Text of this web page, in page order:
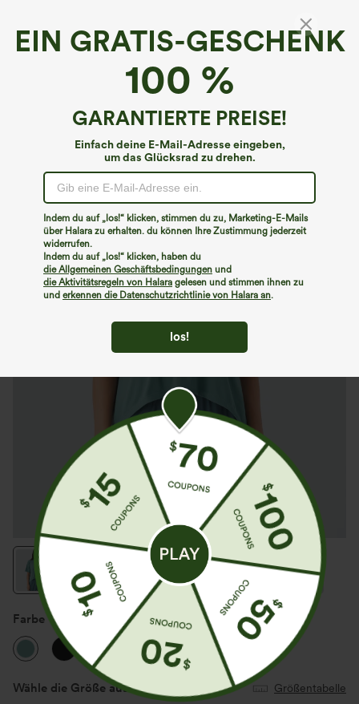
EIN GRATIS-GESCHENK
100 %
GARANTIERTE PREISE!
Einfach deine E-Mail-Adresse eingeben,
um das Glücksrad zu drehen.
Indem du auf „los!“ klicken, stimmen du zu, Marketing-E-Mails
über Halara zu erhalten. du können Ihre Zustimmung jederzeit
widerrufen.
Indem du auf „los!“ klicken, haben du
die Allgemeinen Geschäftsbedingungen und
die Aktivitätsregeln von Halara gelesen und stimmen ihnen zu
und erkennen die Datenschutzrichtlinie von Halara an.
los!
Rundhals Kurzarm Casual Top mit
asymmetrischem Saum
Farbe Canton
Wähle die Größe aus(US)
Größentabelle